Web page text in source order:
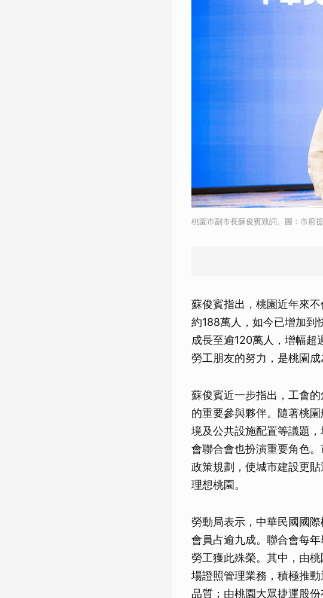
桃園市副市長蘇俊賓致詞。圖：市府
蘇俊賓指出，桃園近年來
約188萬人，如今已增加到
成長至逾120萬人，增幅
勞工朋友的努力，是桃園
蘇俊賓近一步指出，工會
的重要參與夥伴。隨著桃
境及公共設施配置等議題
會聯合會也扮演重要角色
政策規劃，使城市建設更
理想桃園。
勞動局表示，中華民國國
會員占逾九成。聯合會每
勞工獲此殊榮。其中，由
場證照管理業務，積極推
品質；由桃園大眾捷運股